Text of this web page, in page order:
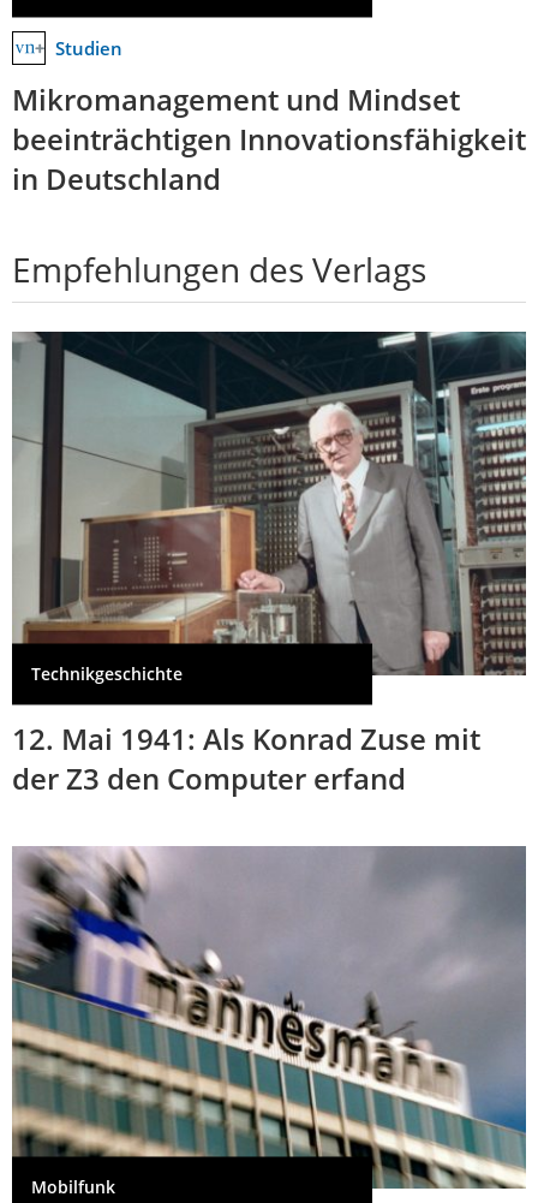
Studien
Mikromanagement und Mindset
beeinträchtigen Innovationsfähigkeit
in Deutschland
Empfehlungen des Verlags
Technikgeschichte
12. Mai 1941: Als Konrad Zuse mit
der Z3 den Computer erfand
Mobilfunk